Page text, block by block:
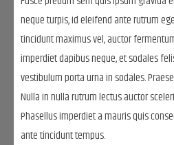
neque turpis, id eleifend ante rutrum
tincidunt maximus vel, auctor
imperdiet dapibus neque, et sodales
vestibulum porta urna in sodales.
Nulla in nulla rutrum lectus auctor
Phasellus imperdiet a mauris quis
ante tincidunt tempus.